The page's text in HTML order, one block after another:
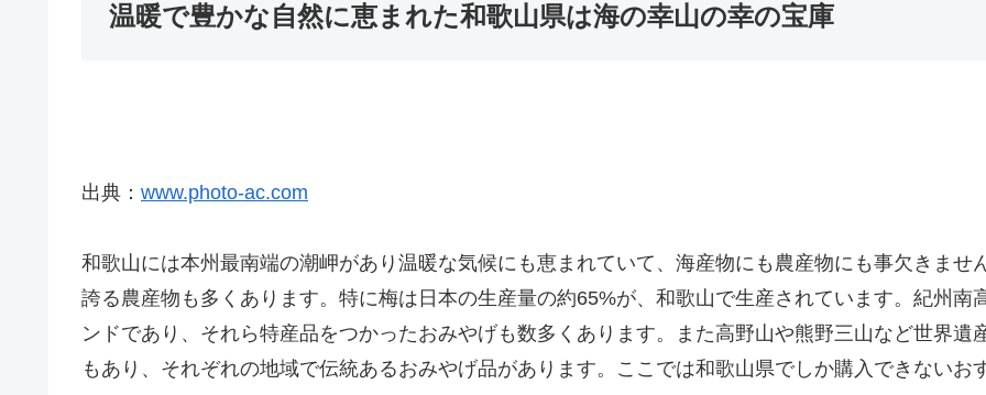
温暖で豊かな自然に恵まれた和歌山県は海の幸山の幸の宝庫
出典： www.photo-ac.com
和歌山には本州最南端の潮岬があり温暖な気候にも恵まれていて、海産物にも農産物にも事欠きま
誇る農産物も多くあります。特に梅は日本の生産量の約65%が、和歌山で生産されています。紀州
ンドであり、それら特産品をつかったおみやげも数多くあります。また高野山や熊野三山など世界
もあり、それぞれの地域で伝統あるおみやげ品があります。ここでは和歌山県でしか購入できないお